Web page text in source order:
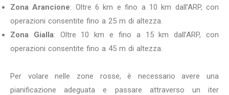
Zona Arancione: Oltre 6 km e fino a 10 km dall’ARP, con
operazioni consentite fino a 25 m di altezza.
Zona Gialla: Oltre 10 km e fino a 15 km dall’ARP, con
operazioni consentite fino a 45 m di altezza.
Per volare nelle zone rosse, è necessario avere una
pianificazione adeguata e passare attraverso un iter